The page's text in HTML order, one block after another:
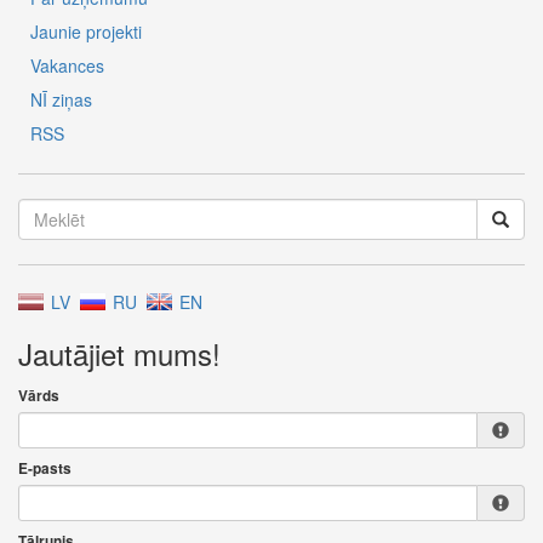
Jaunie projekti
Vakances
NĪ ziņas
RSS
LV RU EN
Jautājiet mums!
Vārds
E-pasts